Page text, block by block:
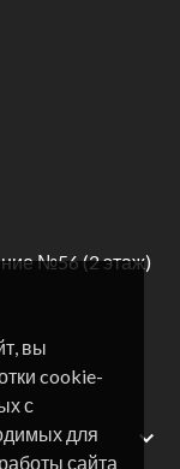
вы
cookie-
с
для
сайта
№56 (2 этаж)
